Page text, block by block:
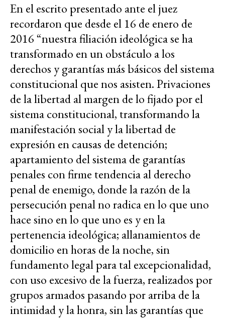
En el escrito presentado ante el juez
recordaron que desde el 16 de enero de
2016 “nuestra filiación ideológica se ha
transformado en un obstáculo a los
derechos y garantías más básicos del sistema
constitucional que nos asisten. Privaciones
de la libertad al margen de lo fijado por el
sistema constitucional, transformando la
manifestación social y la libertad de
expresión en causas de detención;
apartamiento del sistema de garantías
penales con firme tendencia al derecho
penal de enemigo, donde la razón de la
persecución penal no radica en lo que uno
hace sino en lo que uno es y en la
pertenencia ideológica; allanamientos de
domicilio en horas de la noche, sin
fundamento legal para tal excepcionalidad,
con uso excesivo de la fuerza, realizados por
grupos armados pasando por arriba de la
intimidad y la honra, sin las garantías que